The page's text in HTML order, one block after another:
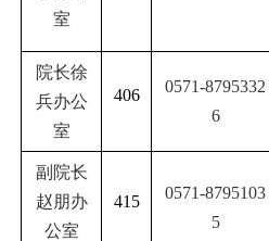
室
院长徐
兵办公
室
406
0571-8795332
6
副院长
赵朋办
公室
415
0571-8795103
5